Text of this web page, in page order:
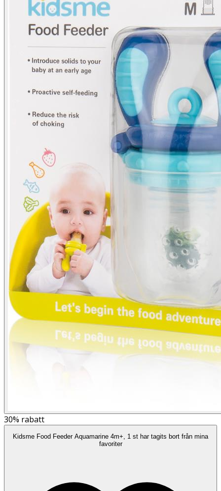
30% rabatt
Kidsme Food Feeder Aquamarine 4m+, 1 st har tagits bort från mina
favoriter